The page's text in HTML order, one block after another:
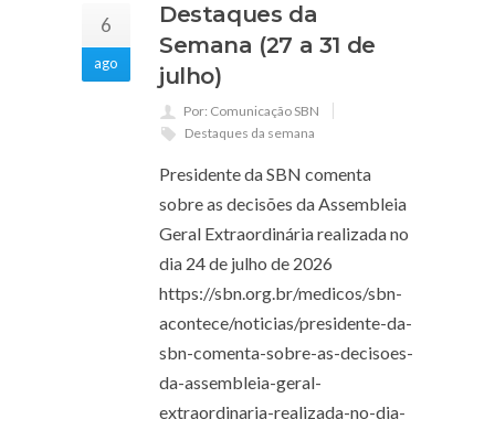
6
ago
Destaques da
Semana (27 a 31 de
julho)
Por: Comunicação SBN
Destaques da semana
Presidente da SBN comenta
sobre as decisões da Assembleia
Geral Extraordinária realizada no
dia 24 de julho de 2026
https://sbn.org.br/medicos/sbn-
acontece/noticias/presidente-da-
sbn-comenta-sobre-as-decisoes-
da-assembleia-geral-
extraordinaria-realizada-no-dia-